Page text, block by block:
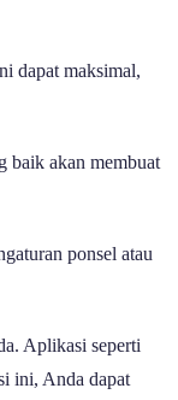
dapat maksimal,
baik akan membuat
ponsel atau
Aplikasi seperti
ini, Anda dapat